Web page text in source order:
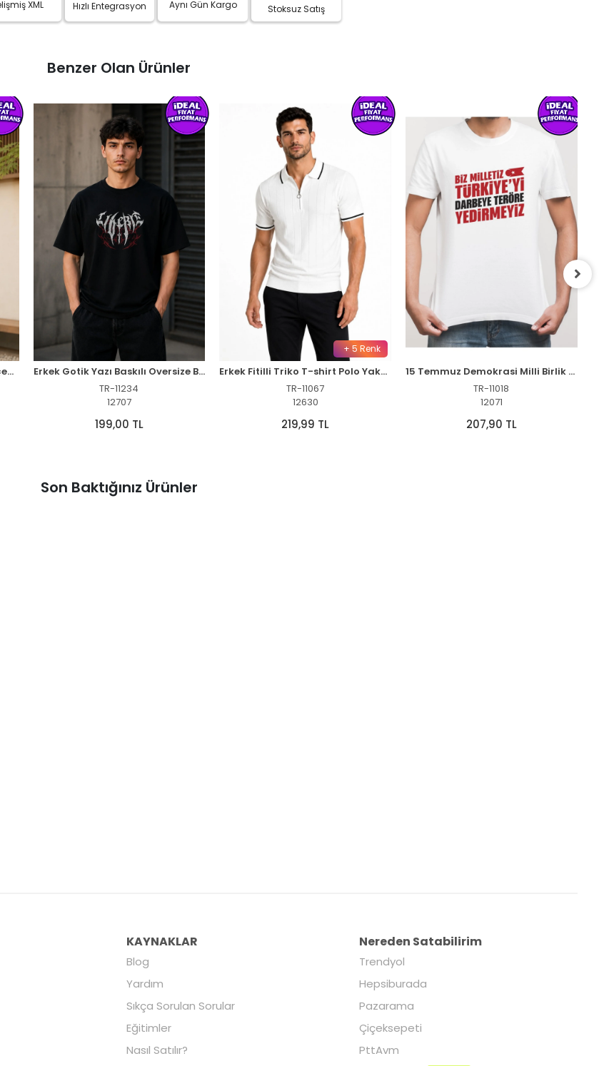
XML Hızlı Entegrasyon Aynı Gün Kargo Stoksuz Satış
Benzer Olan Ürünler
Erkek Ön ve Arka Tokyo Kuş Çiçek Baskılı Oversize T-Shirt - Ekru
Erkek Gotik Yazı Baskılı Oversize Bisiklet Yaka T-Shirt - Siyah
TR-11234
12707
199,00 TL
+ 5 Renk
Erkek Fitilli Triko T-shirt Polo Yaka Yarım Fermuarlı Kısa Kollu Tişört - Beyaz
TR-11067
12630
219,99 TL
15 Temmuz Demokrasi Milli Birlik YEDİRMEYİZ Baskılı Bisiklet Yaka T-shirt - Beyaz
TR-11018
12071
207,90 TL
Son Baktığınız Ürünler
KAYNAKLAR
Blog
Yardım
Sıkça Sorulan Sorular
Eğitimler
Nasıl Satılır?
Nereden Satabilirim
Trendyol
Hepsiburada
Pazarama
Çiçeksepeti
PttAvm